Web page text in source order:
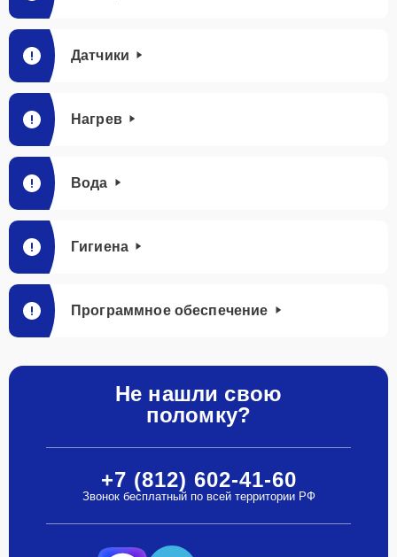
Датчики
Нагрев
Вода
Гигиена
Программное обеспечение
Не нашли свою
поломку?
+7 (812) 602-41-60
Звонок бесплатный по всей территории РФ